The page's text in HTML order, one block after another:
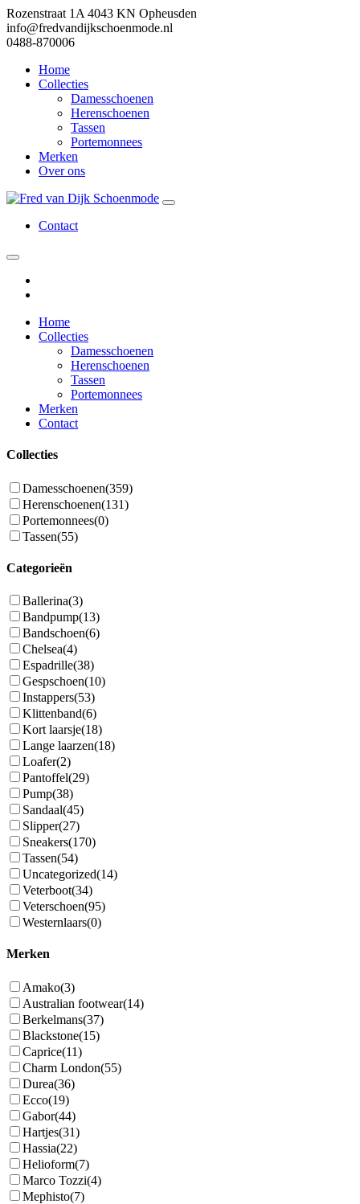
Rozenstraat 1A 4043 KN Opheusden
info@fredvandijkschoenmode.nl
0488-870006
Home
Collecties
Damesschoenen
Herenschoenen
Tassen
Portemonnees
Merken
Over ons
Contact
Home
Collecties
Damesschoenen
Herenschoenen
Tassen
Portemonnees
Merken
Contact
Collecties
Damesschoenen(359)
Herenschoenen(131)
Portemonnees(0)
Tassen(55)
Categorieën
Ballerina(3)
Bandpump(13)
Bandschoen(6)
Chelsea(4)
Espadrille(38)
Gespschoen(10)
Instappers(53)
Klittenband(6)
Kort laarsje(18)
Lange laarzen(18)
Loafer(2)
Pantoffel(29)
Pump(38)
Sandaal(45)
Slipper(27)
Sneakers(170)
Tassen(54)
Uncategorized(14)
Veterboot(34)
Veterschoen(95)
Westernlaars(0)
Merken
Amako(3)
Australian footwear(14)
Berkelmans(37)
Blackstone(15)
Caprice(11)
Charm London(55)
Durea(36)
Ecco(19)
Gabor(44)
Hartjes(31)
Hassia(22)
Helioform(7)
Marco Tozzi(4)
Mephisto(7)